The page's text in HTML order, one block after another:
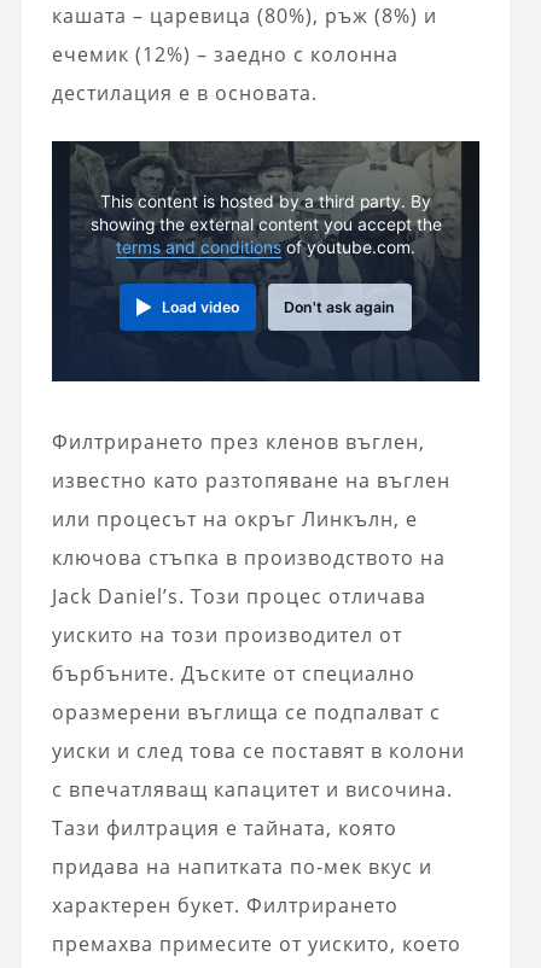
кашата – царевица (80%), ръж (8%) и
ечемик (12%) – заедно с колонна
дестилация е в основата.
This content is hosted by a third party. By
showing the external content you accept the
terms and conditionsof youtube.com.
Load video Don't ask again
Филтрирането през кленов въглен,
известно като разтопяване на въглен
или процесът на окръг Линкълн, е
ключова стъпка в производството на
Jack Daniel’s. Този процес отличава
уискито на този производител от
бърбъните. Дъските от специално
оразмерени въглища се подпалват с
уиски и след това се поставят в колони
с впечатляващ капацитет и височина.
Тази филтрация е тайната, която
придава на напитката по-мек вкус и
характерен букет. Филтрирането
премахва примесите от уискито, което